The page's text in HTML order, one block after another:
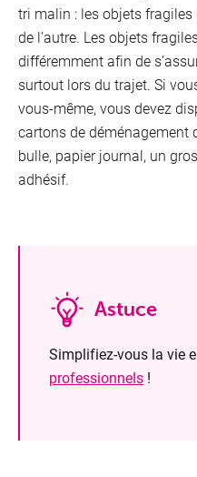
tri malin : les objets fragiles
de l’autre. Les objets
différemment afin de
surtout lors du trajet. Si
vous-même, vous devez
cartons de déménagement
bulle, papier journal, un
adhésif.
Astuce
Simplifiez-vous la vie
professionnels!